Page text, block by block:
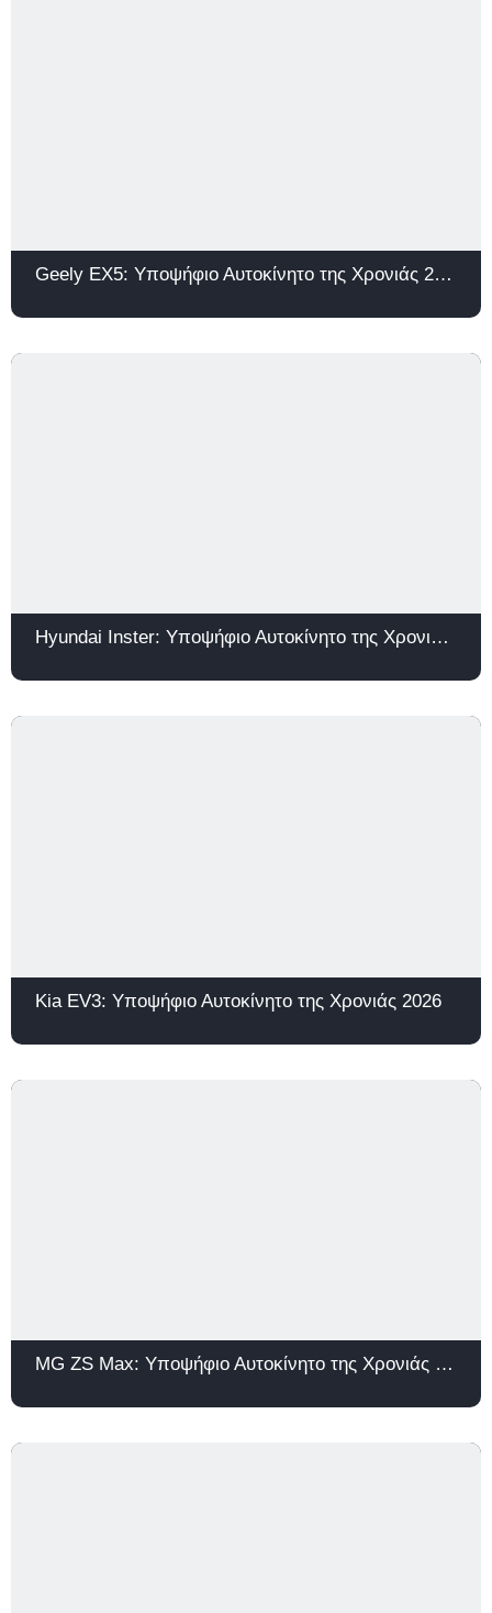
Geely EX5: Υποψήφιο Αυτοκίνητο της Χρονιάς 2026
Hyundai Inster: Υποψήφιο Αυτοκίνητο της Χρονιάς 2026
Kia EV3: Υποψήφιο Αυτοκίνητο της Χρονιάς 2026
MG ZS Max: Υποψήφιο Αυτοκίνητο της Χρονιάς 2026